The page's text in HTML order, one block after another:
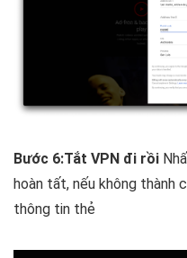
Bước 6:Tắt VPN đi rồi
hoàn tất, nếu không thành
thông tin thẻ